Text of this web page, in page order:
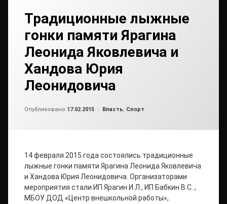
Традиционные лыжные
гонки памяти Ярагина
Леонида Яковлевича и
Хандова Юрия
Леонидовича
Опубликовано 17.02.2015 Рубрики:
Власть, Спорт
14 февраля 2015 года состоялись традиционные
лыжные гонки памяти Ярагина Леонида Яковлевича
и Хандова Юрия Леонидовича. Организаторами
мероприятия стали ИП Ярагин И.Л., ИП Бабкин В.С. ,
МБОУ ДОД «Центр внешкольной работы»,